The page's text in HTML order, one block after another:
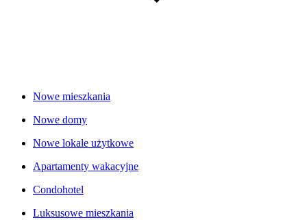
Nowe mieszkania
Nowe domy
Nowe lokale użytkowe
Apartamenty wakacyjne
Condohotel
Luksusowe mieszkania